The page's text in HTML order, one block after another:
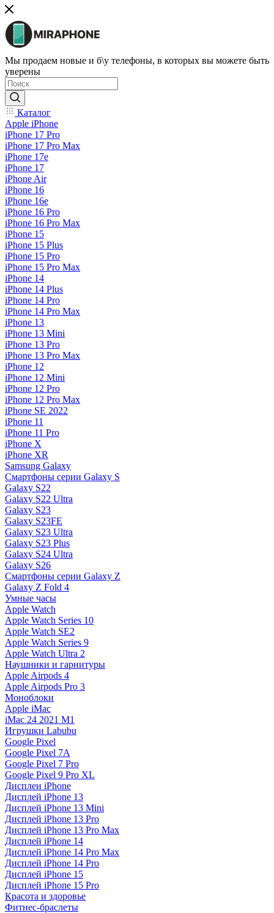
Мы продаем новые и б\у телефоны, в которых вы можете быть
уверены
Каталог
Apple iPhone
iPhone 17 Pro
iPhone 17 Pro Max
iPhone 17e
iPhone 17
iPhone Air
iPhone 16
iPhone 16e
iPhone 16 Pro
iPhone 16 Pro Max
iPhone 15
iPhone 15 Plus
iPhone 15 Pro
iPhone 15 Pro Max
iPhone 14
iPhone 14 Plus
iPhone 14 Pro
iPhone 14 Pro Max
iPhone 13
iPhone 13 Mini
iPhone 13 Pro
iPhone 13 Pro Max
iPhone 12
iPhone 12 Mini
iPhone 12 Pro
iPhone 12 Pro Max
iPhone SE 2022
iPhone 11
iPhone 11 Pro
iPhone X
iPhone XR
Samsung Galaxy
Смартфоны серии Galaxy S
Galaxy S22
Galaxy S22 Ultra
Galaxy S23
Galaxy S23FE
Galaxy S23 Ultra
Galaxy S23 Plus
Galaxy S24 Ultra
Galaxy S26
Смартфоны серии Galaxy Z
Galaxy Z Fold 4
Умные часы
Apple Watch
Apple Watch Series 10
Apple Watch SE2
Apple Watch Series 9
Apple Watch Ultra 2
Наушники и гарнитуры
Apple Airpods 4
Apple Airpods Pro 3
Моноблоки
Apple iMac
iMac 24 2021 M1
Игрушки Labubu
Google Pixel
Google Pixel 7А
Google Pixel 7 Pro
Google Pixel 9 Pro XL
Дисплеи iPhone
Дисплей iPhone 13
Дисплей iPhone 13 Mini
Дисплей iPhone 13 Pro
Дисплей iPhone 13 Pro Max
Дисплей iPhone 14
Дисплей iPhone 14 Pro Max
Дисплей iPhone 14 Pro
Дисплей iPhone 15
Дисплей iPhone 15 Pro
Красота и здоровье
Фитнес-браслеты